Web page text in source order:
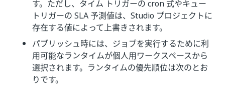
す。ただし、タイム トリガーの cron 式やキュー
トリガーの SLA 予測値は、Studio プロジェクトに
存在する値によって上書きされます。
パブリッシュ時には、ジョブを実行するために利
用可能なランタイムが個人用ワークスペースから
選択されます。ランタイムの優先順位は次のとお
りです。